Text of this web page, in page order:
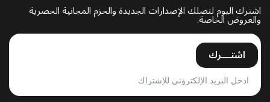
اشترك اليوم لتصلك الإصدارات الجديدة والحزم المجانية الحصرية
والعروض الخاصة.
اشتـــرك